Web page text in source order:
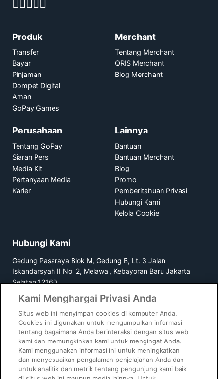
Produk
Transfer
Bayar
Pinjaman
Dompet Digital
Aman
GoPay Games
Merchant
Tentang Merchant
QRIS Merchant
Blog Merchant
Perusahaan
Tentang GoPay
Siaran Pers
Media Kit
Pertanyaan Media
Karier
Lainnya
Bantuan
Bantuan Merchant
Blog
Promo
Pemberitahuan Privasi
Hubungi Kami
Kelola Cookie
Hubungi Kami
Gedung Pasaraya Blok M, Gedung B, Lt. 3 Jalan
Iskandarsyah II No. 2, Melawai, Kebayoran Baru Jakarta
Selatan 12160
1500729
GoPay Indonesia berizin dan diawasi oleh Bank Indonesia.
GoPay Pinjam oleh PT Mapan Global Reksa dan GoPay Later
oleh PT Multifinance Anak Bangsa berizin dan diawasi oleh
Kami Menghargai Privasi Anda
Situs web ini menyimpan cookies di komputer Anda.
Cookies ini digunakan untuk mengumpulkan informasi
tentang bagaimana Anda berinteraksi dengan situs web
kami dan memungkinkan kami untuk mengingat Anda.
Kami menggunakan informasi ini untuk meningkatkan
dan menyesuaikan pengalaman penjelajahan Anda dan
untuk analitik dan metrik tentang pengunjung kami baik